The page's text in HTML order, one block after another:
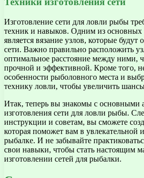
Изготовление сети для ловли рыбы
техник и навыков. Одним из основных
является вязание узлов, которые будут
сети. Важно правильно расположить
оптимальное расстояние между ними,
прочной и эффективной. Кроме того,
особенности рыболовного места и
технику ловли, чтобы увеличить
Итак, теперь вы знакомы с основными
изготовления сети для ловли рыбы.
инструкции и советам, вы сможете
которая поможет вам в увлекательной
рыбалке. И не забывайте
свои навыки, чтобы стать настоящим
изготовлении сетей для рыбалки.